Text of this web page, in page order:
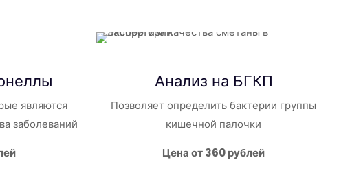
являются
заболеваний
Анализ на БГКП
Позволяет определить бактерии группы
кишечной палочки
Цена от 360 рублей